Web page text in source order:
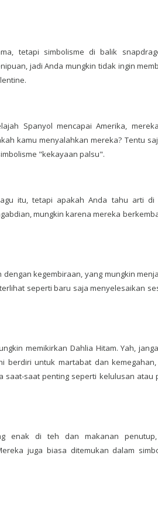
tetapi simbolisme di balik
jadi Anda mungkin tidak ingin
Spanyol mencapai Amerika,
kamu menyalahkan mereka? Tentu
"kekayaan palsu".
itu, tetapi apakah Anda tahu arti di
mungkin karena mereka
kegembiraan, yang mungkin
seperti baru saja menyelesaikan
memikirkan Dahlia Hitam. Yah,
berdiri untuk martabat dan
saat penting seperti kelulusan atau
enak di teh dan makanan
juga biasa ditemukan dalam